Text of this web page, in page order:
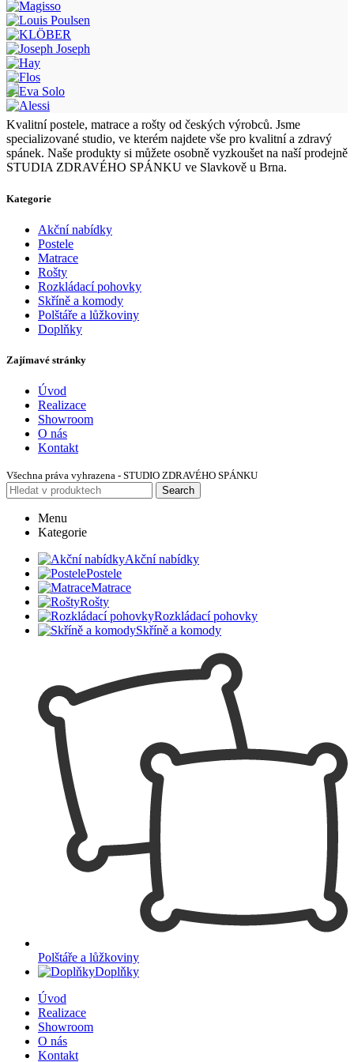
Kvalitní postele, matrace a rošty od českých výrobců. Jsme
specializované studio, ve kterém najdete vše pro kvalitní a zdravý
spánek. Naše produkty si můžete osobně vyzkoušet na naší prodejně
STUDIA ZDRAVÉHO SPÁNKU ve Slavkově u Brna.
Kategorie
Akční nabídky
Postele
Matrace
Rošty
Rozkládací pohovky
Skříně a komody
Polštáře a lůžkoviny
Doplňky
Zajímavé stránky
Úvod
Realizace
Showroom
O nás
Kontakt
Všechna práva vyhrazena - STUDIO ZDRAVÉHO SPÁNKU
Search
Menu
Kategorie
Akční nabídky
Postele
Matrace
Rošty
Rozkládací pohovky
Skříně a komody
Polštáře a lůžkoviny
Doplňky
Úvod
Realizace
Showroom
O nás
Kontakt